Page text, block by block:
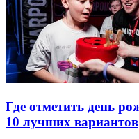
Где отметить день
10 лучших вариантов